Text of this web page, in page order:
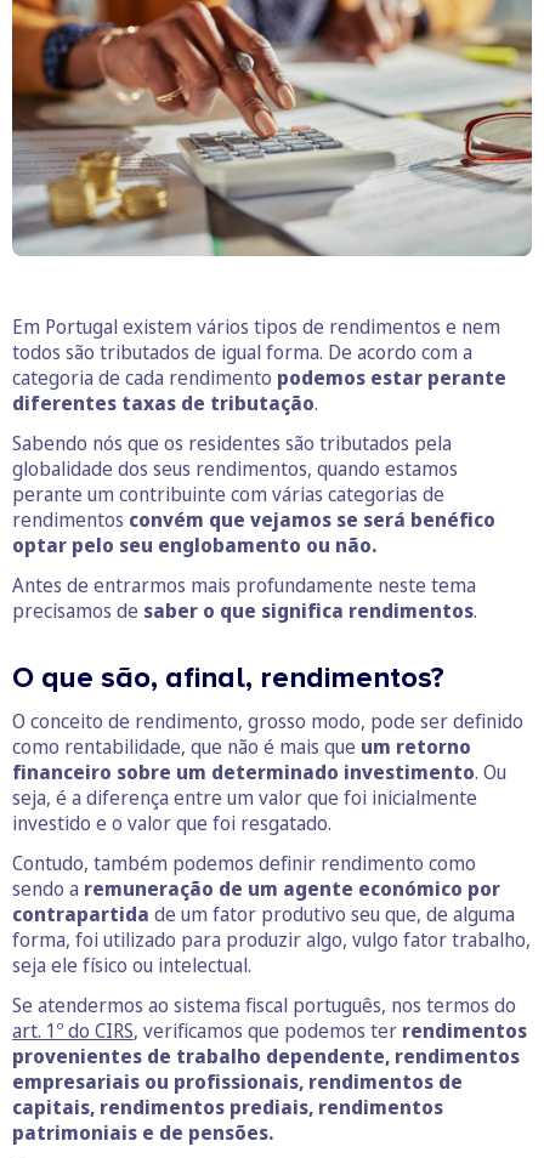
Em Portugal existem vários tipos de rendimentos e nem
todos são tributados de igual forma. De acordo com a
categoria de cada rendimento podemos estar perante
diferentes taxas de tributação.
Sabendo nós que os residentes são tributados pela
globalidade dos seus rendimentos, quando estamos
perante um contribuinte com várias categorias de
rendimentos convém que vejamos se será benéfico
optar pelo seu englobamento ou não.
Antes de entrarmos mais profundamente neste tema
precisamos de saber o que significa rendimentos.
O que são, afinal, rendimentos?
O conceito de rendimento, grosso modo, pode ser definido
como rentabilidade, que não é mais que um retorno
financeiro sobre um determinado investimento. Ou
seja, é a diferença entre um valor que foi inicialmente
investido e o valor que foi resgatado.
Contudo, também podemos definir rendimento como
sendo a remuneração de um agente económico por
contrapartida de um fator produtivo seu que, de alguma
forma, foi utilizado para produzir algo, vulgo fator trabalho,
seja ele físico ou intelectual.
Se atendermos ao sistema fiscal português, nos termos do
art. 1º do CIRS, verificamos que podemos ter rendimentos
provenientes de trabalho dependente, rendimentos
empresariais ou profissionais, rendimentos de
capitais, rendimentos prediais, rendimentos
patrimoniais e de pensões.